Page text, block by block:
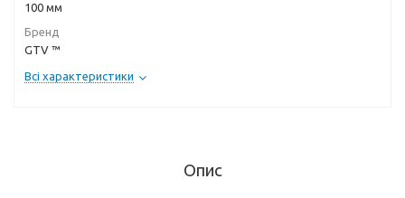
100 мм
Бренд
GTV ™
Всі характеристики
Опис